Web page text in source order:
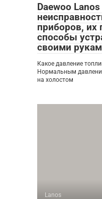
Daewoo
приборов, их
способы
своими
Какое давление
Нормальным
на холостом
Lanos